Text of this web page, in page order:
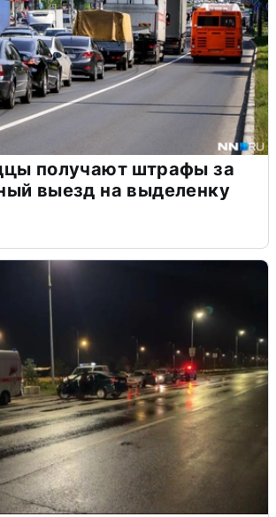
получают штрафы за
выезд на выделенку